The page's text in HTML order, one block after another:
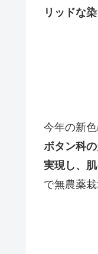
リッドな染
今年の新
ボタン科の
実現し、
で無農薬